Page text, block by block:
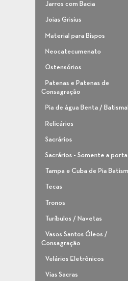
Jarros com Bacia
Joias Grisius
Material para Bispos
Neocatecumenato
Ostensórios
Patenas e Patenas de
Consagração
Pia de água Benta / Batismal
Relicários
Sacrários
Sacrários - Somente a porta
Tampa e Cuba de Pia
Tecas
Tronos
Turíbulos / Navetas
Vasos Santos Óleos /
Consagração
Velários Eletrônicos
Vias Sacras